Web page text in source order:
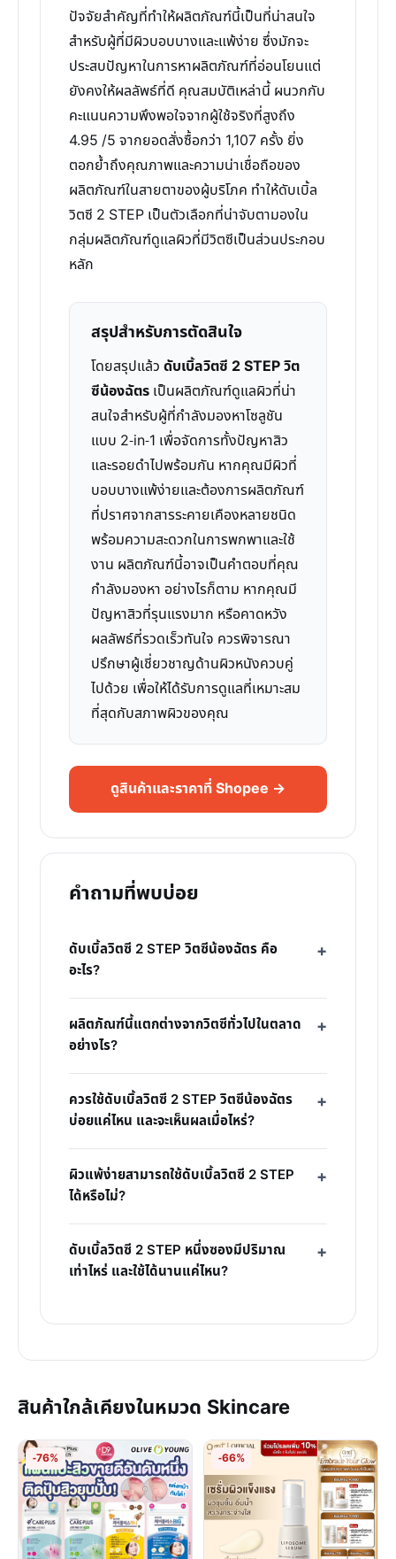
ปัจจัยสำคัญที่ทำให้ผลิตภัณฑ์นี้เป็นที่น่าสนใจ
สำหรับผู้ที่มีผิวบอบบางและแพ้ง่าย ซึ่งมักจะ
ประสบปัญหาในการหาผลิตภัณฑ์ที่อ่อนโยนแต่
ยังคงให้ผลลัพธ์ที่ดี คุณสมบัติเหล่านี้ ผนวกกับ
คะแนนความพึงพอใจจากผู้ใช้จริงที่สูงถึง
4.95 /5 จากยอดสั่งซื้อกว่า 1,107 ครั้ง ยิ่ง
ตอกย้ำถึงคุณภาพและความน่าเชื่อถือของ
ผลิตภัณฑ์ในสายตาของผู้บริโภค ทำให้ดับเบิ้ล
วิตซี 2 STEP เป็นตัวเลือกที่น่าจับตามองใน
กลุ่มผลิตภัณฑ์ดูแลผิวที่มีวิตซีเป็นส่วนประกอบ
หลัก
สรุปสำหรับการตัดสินใจ
โดยสรุปแล้ว ดับเบิ้ลวิตซี 2 STEP วิต
ซีน้องฉัตร เป็นผลิตภัณฑ์ดูแลผิวที่น่า
สนใจสำหรับผู้ที่กำลังมองหาโซลูชัน
แบบ 2-in-1 เพื่อจัดการทั้งปัญหาสิว
และรอยดำไปพร้อมกัน หากคุณมีผิวที่
บอบบางแพ้ง่ายและต้องการผลิตภัณฑ์
ที่ปราศจากสารระคายเคืองหลายชนิด
พร้อมความสะดวกในการพกพาและใช้
งาน ผลิตภัณฑ์นี้อาจเป็นคำตอบที่คุณ
กำลังมองหา อย่างไรก็ตาม หากคุณมี
ปัญหาสิวที่รุนแรงมาก หรือคาดหวัง
ผลลัพธ์ที่รวดเร็วทันใจ ควรพิจารณา
ปรึกษาผู้เชี่ยวชาญด้านผิวหนังควบคู่
ไปด้วย เพื่อให้ได้รับการดูแลที่เหมาะสม
ที่สุดกับสภาพผิวของคุณ
ดูสินค้าและราคาที่ Shopee →
คำถามที่พบบ่อย
ดับเบิ้ลวิตซี 2 STEP วิตซีน้องฉัตร คือ
อะไร?
ผลิตภัณฑ์นี้แตกต่างจากวิตซีทั่วไปในตลาด
อย่างไร?
ควรใช้ดับเบิ้ลวิตซี 2 STEP วิตซีน้องฉัตร
บ่อยแค่ไหน และจะเห็นผลเมื่อไหร่?
ผิวแพ้ง่ายสามารถใช้ดับเบิ้ลวิตซี 2 STEP
ได้หรือไม่?
ดับเบิ้ลวิตซี 2 STEP หนึ่งซองมีปริมาณ
เท่าไหร่ และใช้ได้นานแค่ไหน?
สินค้าใกล้เคียงในหมวด Skincare
-76% -66%